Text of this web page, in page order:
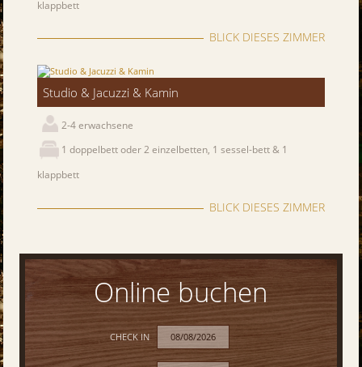
klappbett
BLICK DIESES ZIMMER
Studio & Jacuzzi & Kamin
2-4 erwachsene
1 doppelbett oder 2 einzelbetten, 1 sessel-bett & 1
klappbett
BLICK DIESES ZIMMER
Online buchen
CHECK IN